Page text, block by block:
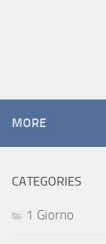
MORE
CATEGORIES
1 Giorno